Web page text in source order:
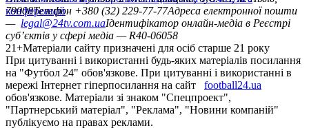
конференцій
79008Телефон +380 (32) 229-77-77Адреса електронної пошти
— legal@24tv.com.uaІдентифікатор онлайн-медіа в Реєстрі
суб’єктів у сфері медіа — R40-06058
21+Матеріали сайту призначені для осіб старше 21 року
При цитуванні і використанні будь-яких матеріалів посилання
на "Футбол 24" обов'язкове. При цитуванні і використанні в
мережі Інтернет гіперпосилання на сайт
football24.ua
обов'язкове. Матеріали зі знаком "Спецпроект",
"Партнерський матеріал", "Реклама", "Новини компаній"
публікуємо на правах реклами.